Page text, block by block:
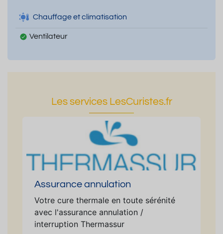
Chauffage et climatisation
Ventilateur
Les services LesCuristes.fr
Assurance annulation
Votre cure thermale en toute sérénité
avec l'assurance annulation /
interruption Thermassur